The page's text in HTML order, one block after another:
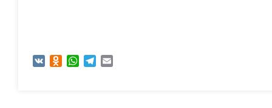
VK Odnoklassniki
WhatsAppTelegram